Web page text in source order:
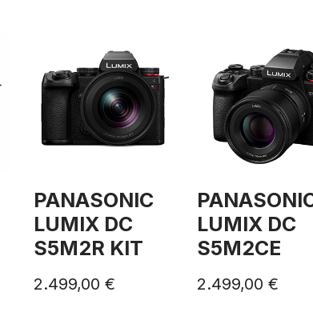
PANASONIC
LUMIX DC
S5M2R KIT
2.499,00 €
LUMIX DC
S5M2CE
2.499,00 €